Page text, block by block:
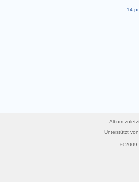
Album
Unterstützt
© 2009